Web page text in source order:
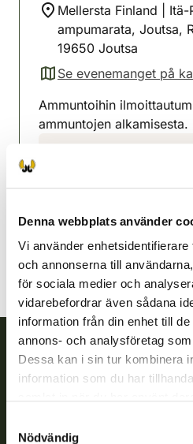
Denna webbplats använder
Vi använder
och annonserna till
för sociala medier och
vidarebefordrar även sådana
information från din enhet till
annons- och analysföretag
Dessa kan i sin tur kombinera
information som du har
Nödvändig
Mellersta Finland |
ampumarata, Joutsa,
19650 Joutsa
Se evenemanget på
(avautuu uuteen
Ammuntoihin
ammuntojen alkamisesta.
Östra Päijänne
ita-
Finlands viltcentral
jaktvårdsföreningarnas